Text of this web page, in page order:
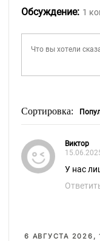
Обсуждение: 1
Сортировка:
Виктор
У нас
6 АВГУСТА 2026,